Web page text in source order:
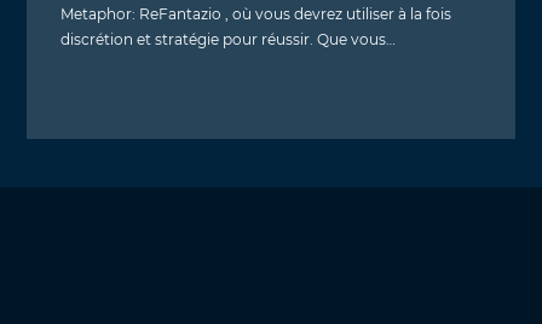
Metaphor: ReFantazio , où vous devrez utiliser à la fois
discrétion et stratégie pour réussir. Que vous…